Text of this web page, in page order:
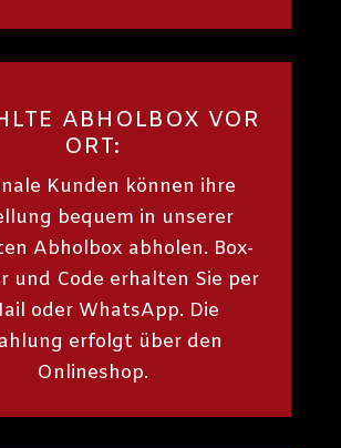
ABHOLBOX VOR
ORT:
Kunden können ihre
bequem in unserer
Abholbox abholen. Box-
und Code erhalten Sie per
oder WhatsApp. Die
erfolgt über den
Onlineshop.